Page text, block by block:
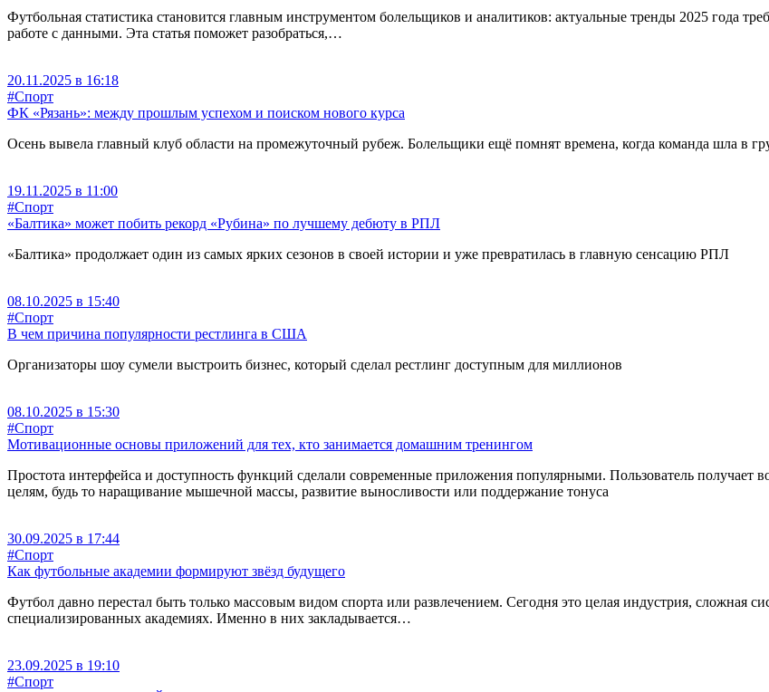
Футбольная статистика становится главным инструментом болельщиков и аналитиков: актуальные тренды 2025 года
работе с данными. Эта статья поможет разобраться,…
20.11.2025 в 16:18
#Спорт
ФК «Рязань»: между прошлым успехом и поиском нового курса
Осень вывела главный клуб области на промежуточный рубеж. Болельщики ещё помнят времена, когда команда шла в
19.11.2025 в 11:00
#Спорт
«Балтика» может побить рекорд «Рубина» по лучшему дебюту в РПЛ
«Балтика» продолжает один из самых ярких сезонов в своей истории и уже превратилась в главную сенсацию РПЛ
08.10.2025 в 15:40
#Спорт
В чем причина популярности рестлинга в США
Организаторы шоу сумели выстроить бизнес, который сделал рестлинг доступным для миллионов
08.10.2025 в 15:30
#Спорт
Мотивационные основы приложений для тех, кто занимается домашним тренингом
Простота интерфейса и доступность функций сделали современные приложения популярными. Пользователь
целям, будь то наращивание мышечной массы, развитие выносливости или поддержание тонуса
30.09.2025 в 17:44
#Спорт
Как футбольные академии формируют звёзд будущего
Футбол давно перестал быть только массовым видом спорта или развлечением. Сегодня это целая индустрия, сложная
специализированных академиях. Именно в них закладывается…
23.09.2025 в 19:10
#Спорт